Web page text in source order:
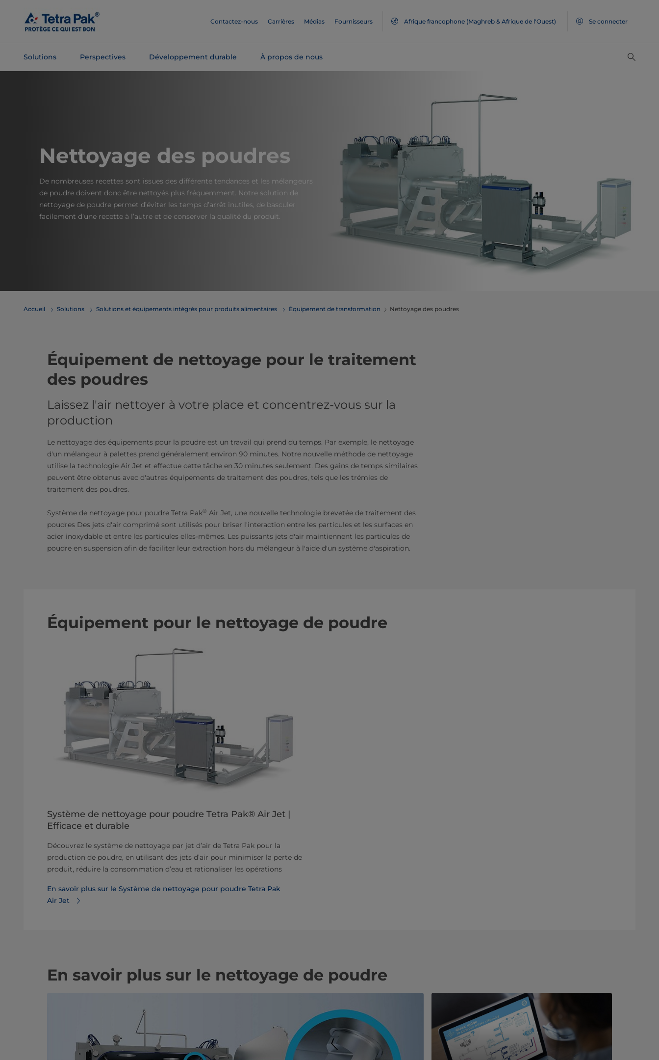
contenu
Contactez-nous Carrières Médias Fournisseurs Afrique francophone (Maghreb & Afrique de l'Ouest) Se connecter
Solutions Perspectives Développement durable À propos de nous
Nettoyage des poudres
De nombreuses recettes sont issues des différente tendances et les mélangeurs
de poudre doivent donc être nettoyés plus fréquemment. Notre solution de
nettoyage de poudre permet d’éviter les temps d’arrêt inutiles, de basculer
facilement d’une recette à l’autre et de conserver la qualité du produit.
Accueil Solutions Solutions et équipements intégrés pour produits alimentaires Équipement de transformation Nettoyage des poudres
Équipement de nettoyage pour le traitement
des poudres
Laissez l'air nettoyer à votre place et concentrez-vous sur la
production
Le nettoyage des équipements pour la poudre est un travail qui prend du temps. Par exemple, le nettoyage
d'un mélangeur à palettes prend généralement environ 90 minutes. Notre nouvelle méthode de nettoyage
utilise la technologie Air Jet et effectue cette tâche en 30 minutes seulement. Des gains de temps similaires
peuvent être obtenus avec d'autres équipements de traitement des poudres, tels que les trémies de
traitement des poudres.
Système de nettoyage pour poudre Tetra Pak® Air Jet, une nouvelle technologie brevetée de traitement des
poudres Des jets d'air comprimé sont utilisés pour briser l'interaction entre les particules et les surfaces en
acier inoxydable et entre les particules elles-mêmes. Les puissants jets d'air maintiennent les particules de
poudre en suspension afin de faciliter leur extraction hors du mélangeur à l'aide d'un système d'aspiration.
Équipement pour le nettoyage de poudre
Système de nettoyage pour poudre Tetra Pak® Air Jet |
Efficace et durable
Découvrez le système de nettoyage par jet d’air de Tetra Pak pour la
production de poudre, en utilisant des jets d’air pour minimiser la perte de
produit, réduire la consommation d’eau et rationaliser les opérations
En savoir plus sur le Système de nettoyage pour poudre Tetra Pak
Air Jet
En savoir plus sur le nettoyage de poudre